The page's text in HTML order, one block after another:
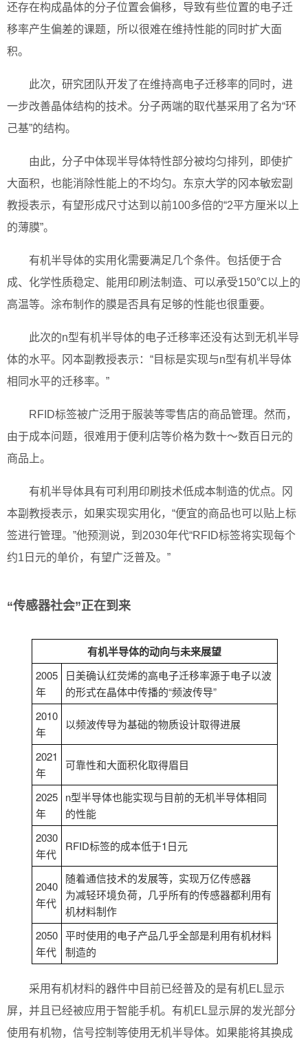
还存在构成晶体的分子位置会偏移，导致有些位置的电子迁
移率产生偏差的课题，所以很难在维持性能的同时扩大面
积。
此次，研究团队开发了在维持高电子迁移率的同时，进
一步改善晶体结构的技术。分子两端的取代基采用了名为“环
己基”的结构。
由此，分子中体现半导体特性部分被均匀排列，即使扩
大面积，也能消除性能上的不均匀。东京大学的冈本敏宏副
教授表示，有望形成尺寸达到以前100多倍的“2平方厘米以上
的薄膜”。
有机半导体的实用化需要满足几个条件。包括便于合
成、化学性质稳定、能用印刷法制造、可以承受150℃以上的
高温等。涂布制作的膜是否具有足够的性能也很重要。
此次的n型有机半导体的电子迁移率还没有达到无机半导
体的水平。冈本副教授表示：“目标是实现与n型有机半导体
相同水平的迁移率。”
RFID标签被广泛用于服装等零售店的商品管理。然而，
由于成本问题，很难用于便利店等价格为数十～数百日元的
商品上。
有机半导体具有可利用印刷技术低成本制造的优点。冈
本副教授表示，如果实现实用化，“便宜的商品也可以贴上标
签进行管理。”他预测说，到2030年代“RFID标签将实现每个
约1日元的单价，有望广泛普及。”
“传感器社会”正在到来
有机半导体的动向与未来展望
2005
年
日美确认红荧烯的高电子迁移率源于电子以波
的形式在晶体中传播的“频波传导”
2010
年
以频波传导为基础的物质设计取得进展
2021
年
可靠性和大面积化取得眉目
2025
年
n型半导体也能实现与目前的无机半导体相同
的性能
2030
年代
RFID标签的成本低于1日元
2040
年代
随着通信技术的发展等，实现万亿传感器
为减轻环境负荷，几乎所有的传感器都利用有
机材料制作
2050
年代
平时使用的电子产品几乎全部是利用有机材料
制造的
采用有机材料的器件中目前已经普及的是有机EL显示
屏，并且已经被应用于智能手机。有机EL显示屏的发光部分
使用有机物，信号控制等使用无机半导体。如果能将其换成